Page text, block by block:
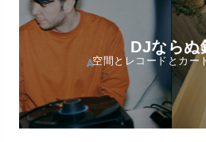
DJならぬ
空間とレコードとカー